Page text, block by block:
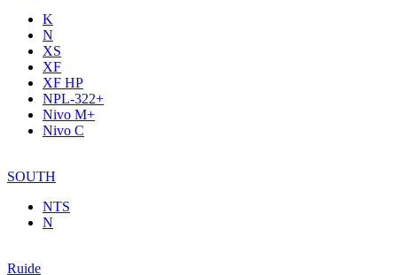
K
N
XS
XF
XF НР
NPL-322+
Nivo M+
Nivo C
SOUTH
NTS
N
Ruide